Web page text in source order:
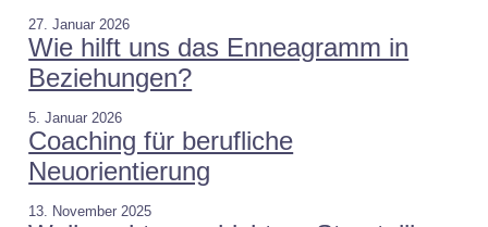
27. Januar 2026
Wie hilft uns das Enneagramm in
Beziehungen?
5. Januar 2026
Coaching für berufliche
Neuorientierung
13. November 2025